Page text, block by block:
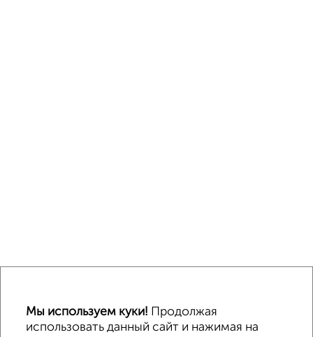
↑ НАВЕРХ К МЕНЮ
Мы используем куки! Продолжая
использовать данный сайт и нажимая на